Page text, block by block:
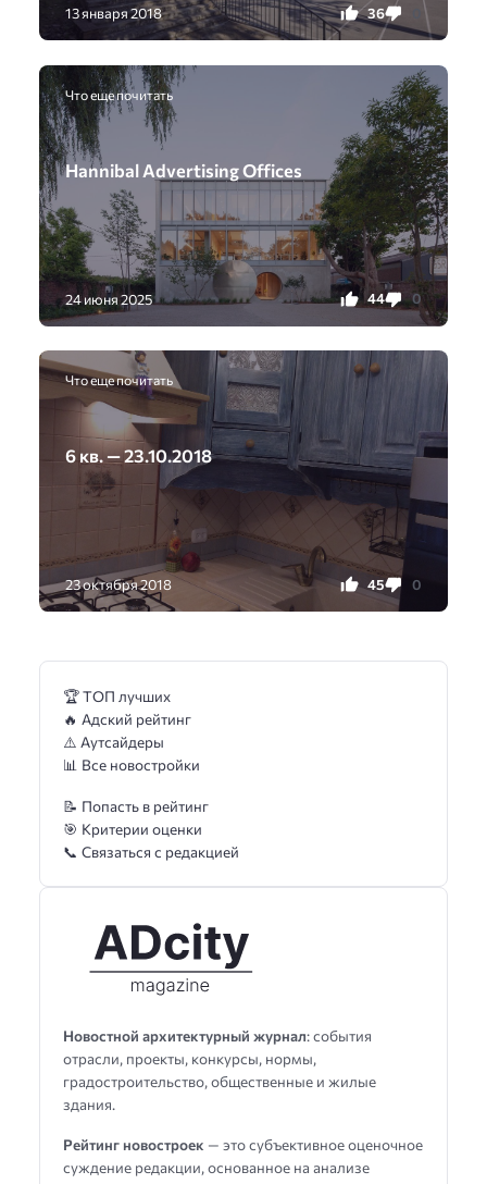
13 января 2018 36
Что еще почитать
Hannibal Advertising Offices
24 июня 2025 44 0
Что еще почитать
6 кв. — 23.10.2018
23 октября 2018 45 0
Новостной архитектурный журнал: события
отрасли, проекты, конкурсы, нормы,
градостроительство, общественные и жилые
здания.
Рейтинг новостроек — это субъективное оценочное
суждение редакции, основанное на анализе
🏆 ТОП лучших
🔥 Адский рейтинг
⚠️ Аутсайдеры
📊 Все новостройки
📝 Попасть в рейтинг
🎯 Критерии оценки
📞 Связаться с редакцией